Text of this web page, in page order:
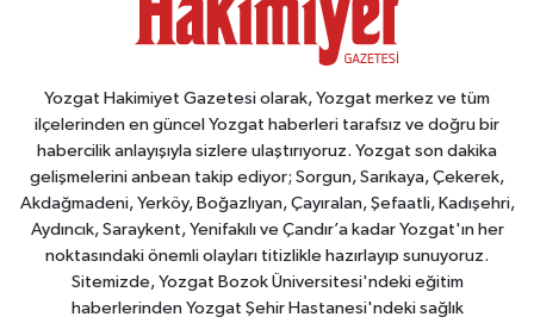
Yozgat Hakimiyet Gazetesi olarak, Yozgat merkez ve tüm
ilçelerinden en güncel Yozgat haberleri tarafsız ve doğru bir
habercilik anlayışıyla sizlere ulaştırıyoruz. Yozgat son dakika
gelişmelerini anbean takip ediyor; Sorgun, Sarıkaya, Çekerek,
Akdağmadeni, Yerköy, Boğazlıyan, Çayıralan, Şefaatli, Kadışehri,
Aydıncık, Saraykent, Yenifakılı ve Çandır’a kadar Yozgat'ın her
noktasındaki önemli olayları titizlikle hazırlayıp sunuyoruz.
Sitemizde, Yozgat Bozok Üniversitesi'ndeki eğitim
haberlerinden Yozgat Şehir Hastanesi'ndeki sağlık